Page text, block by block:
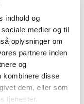
indhold og
medier og til
oplysninger om
partnere inden
og
kombinere disse
dem, eller som
tjenester.
fordeler
i EU.
kvinder i den
august 2021
2.205.085 har
der
derfor
af vaccinerede